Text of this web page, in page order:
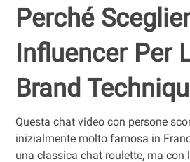
Perché
Influencer Per
Brand
Questa chat video con persone
inizialmente molto famosa in
una classica chat roulette, ma